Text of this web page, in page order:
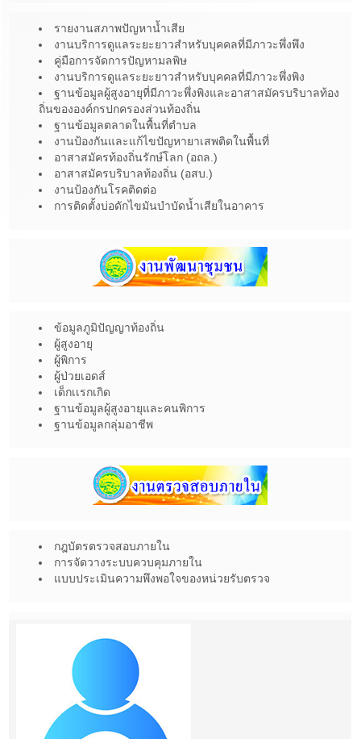
รายงานสภาพปัญหาน้ำเสีย
งานบริการดูแลระยะยาวสำหรับบุคคลที่มีภาวะพึ่งพึง
คู่มือการจัดการปัญหามลพิษ
งานบริการดูแลระยะยาวสำหรับบุคคลที่มีภาวะพึ่งพิง
ฐานข้อมูลผู้สูงอายุที่มีภาวะพึ่งพิงและอาสาสมัครบริบาลท้อง
ถิ่นขององค์กรปกครองส่วนท้องถิ่น
ฐานข้อมูลตลาดในพื้นที่ตำบล
งานป้องกันและแก้ไขปัญหายาเสพติดในพื้นที่
อาสาสมัครท้องถิ่นรักษ์โลก (อถล.)
อาสาสมัครบริบาลท้องถิ่น (อสบ.)
งานป้องกันโรคติดต่อ
การติดตั้งบ่อดักไขมันบำบัดน้ำเสียในอาคาร
ข้อมูลภูมิปัญญาท้องถิ่น
ผู้สูงอายุ
ผู้พิการ
ผู้ป่วยเอดส์
เด็กเเรกเกิด
ฐานข้อมูลผู้สูงอายุและคนพิการ
ฐานข้อมูลกลุ่มอาชีพ
กฎบัตรตรวจสอบภายใน
การจัดวางระบบควบคุมภายใน
แบบประเมินความพึงพอใจของหน่วยรับตรวจ